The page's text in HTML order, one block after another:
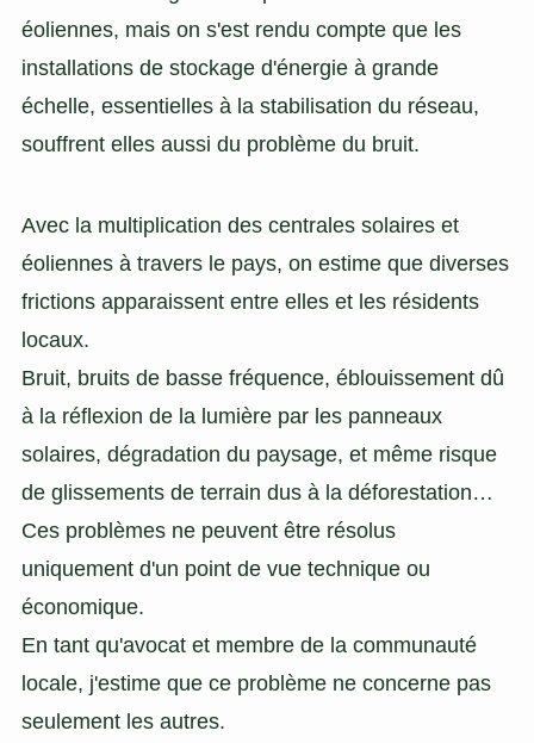
éoliennes, mais on s'est rendu compte que les
installations de stockage d'énergie à grande
échelle, essentielles à la stabilisation du réseau,
souffrent elles aussi du problème du bruit.
Avec la multiplication des centrales solaires et
éoliennes à travers le pays, on estime que diverses
frictions apparaissent entre elles et les résidents
locaux.
Bruit, bruits de basse fréquence, éblouissement dû
à la réflexion de la lumière par les panneaux
solaires, dégradation du paysage, et même risque
de glissements de terrain dus à la déforestation…
Ces problèmes ne peuvent être résolus
uniquement d'un point de vue technique ou
économique.
En tant qu'avocat et membre de la communauté
locale, j'estime que ce problème ne concerne pas
seulement les autres.